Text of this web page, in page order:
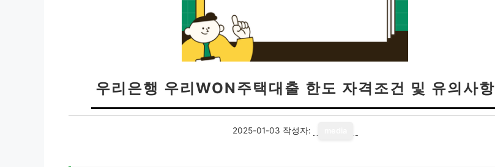
우리은행 우리WON주택대출 한도 자격조건 및 유의사항
2025-01-03 작성자: